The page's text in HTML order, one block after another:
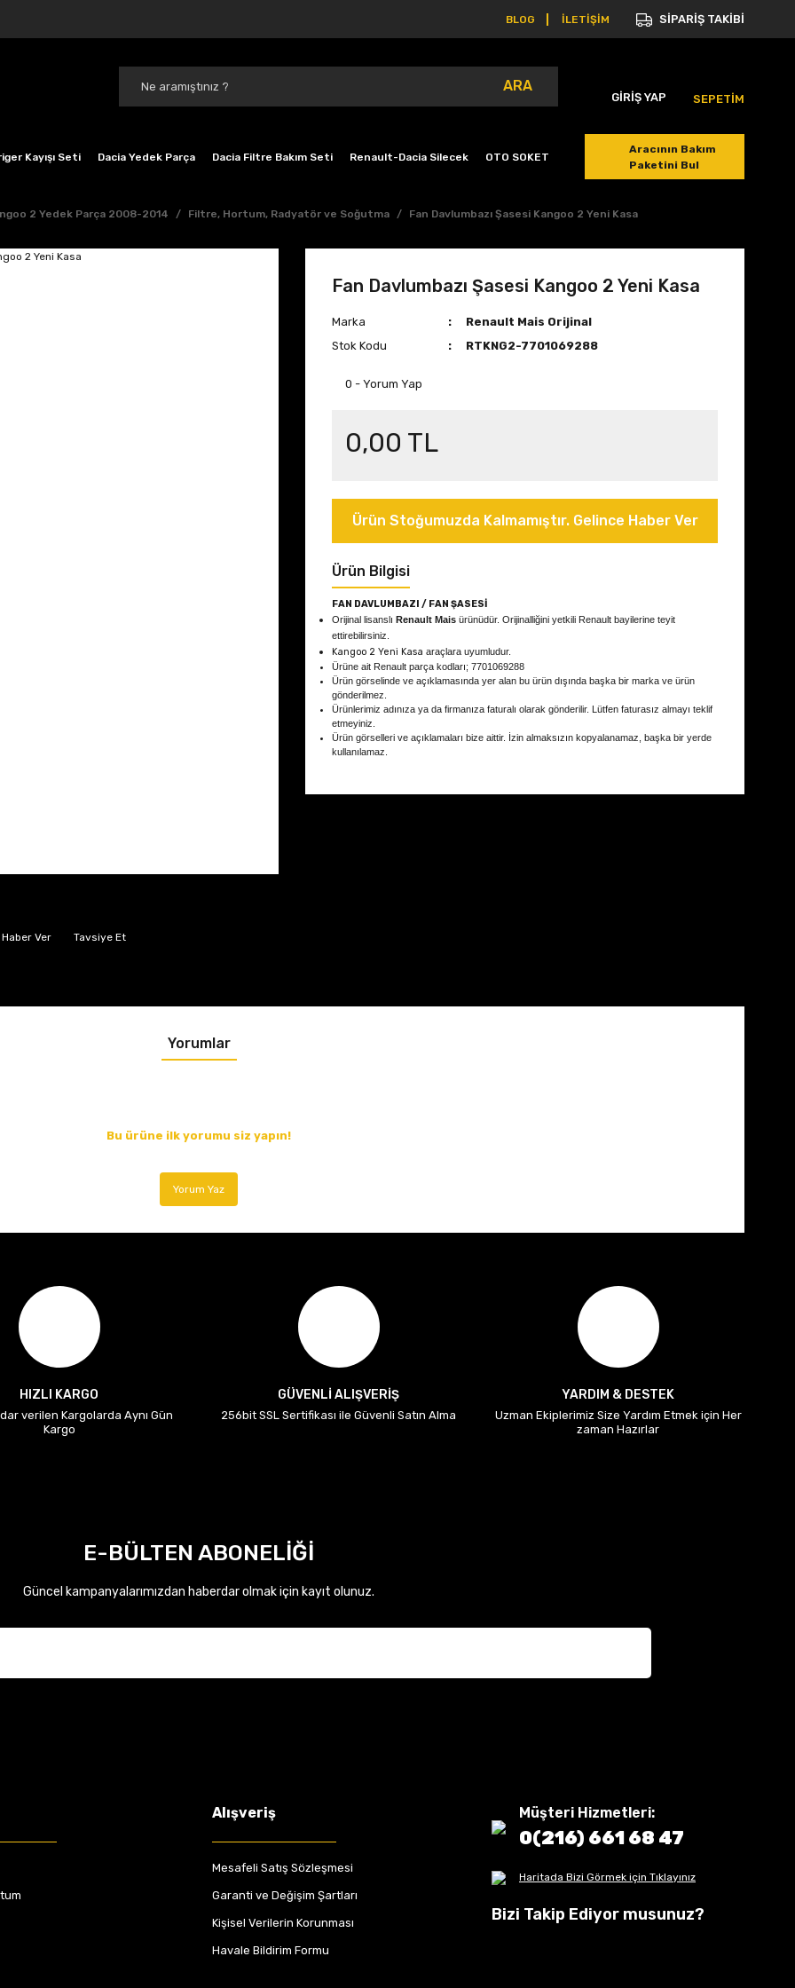
BLOG İLETİŞİM SİPARİŞ TAKİBİ
ARA
GİRİŞ YAP SEPETİM
Kayışı Seti Dacia Yedek Parça Dacia Filtre Bakım Seti Renault-Dacia Silecek OTO SOKET
Aracının Bakım
Paketini Bul
2 Yedek Parça 2008-2014 Filtre, Hortum, Radyatör ve Soğutma Fan Davlumbazı Şasesi Kangoo 2 Yeni Kasa
Ver Tavsiye Et
Fan Davlumbazı Şasesi Kangoo 2 Yeni Kasa
Marka
Renault Mais Orijinal
Stok Kodu
RTKNG2-7701069288
0 - Yorum Yap
0,00 TL
Ürün Stoğumuzda Kalmamıştır. Gelince Haber Ver
Ürün Bilgisi
FAN DAVLUMBAZI / FAN ŞASESİ
Orijinal lisanslı Renault Mais ürünüdür. Orijinalliğini yetkili Renault bayilerine teyit
ettirebilirsiniz.
Kangoo 2 Yeni Kasa araçlara uyumludur.
Ürüne ait Renault parça kodları; 7701069288
Ürün görselinde ve açıklamasında yer alan bu ürün dışında başka bir marka ve ürün
gönderilmez.
Ürünlerimiz adınıza ya da firmanıza faturalı olarak gönderilir. Lütfen faturasız almayı teklif
etmeyiniz.
Ürün görselleri ve açıklamaları bize aittir. İzin almaksızın kopyalanamaz, başka bir yerde
kullanılamaz.
Yorumlar
Bu ürüne ilk yorumu siz yapın!
Yorum Yaz
HIZLI KARGO
verilen Kargolarda Aynı Gün
Kargo
GÜVENLİ ALIŞVERİŞ
256bit SSL Sertifikası ile Güvenli Satın Alma
YARDIM & DESTEK
Uzman Ekiplerimiz Size Yardım Etmek için Her
zaman Hazırlar
E-BÜLTEN ABONELİĞİ
Güncel kampanyalarımızdan haberdar olmak için kayıt olunuz.
Alışveriş
Mesafeli Satış Sözleşmesi
Garanti ve Değişim Şartları
Kişisel Verilerin Korunması
Havale Bildirim Formu
Müşteri Hizmetleri:
0(216) 661 68 47
Haritada Bizi Görmek için Tıklayınız
Bizi Takip Ediyor musunuz?